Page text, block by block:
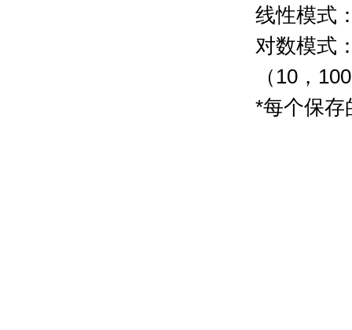
线性模式
对数模式
（10，
*每个保存